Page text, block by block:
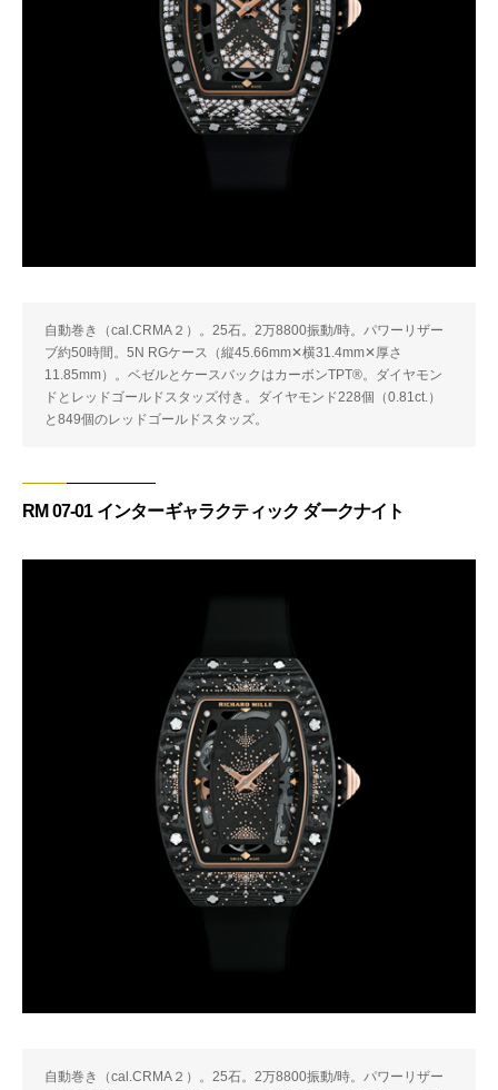
自動巻き（cal.CRMA２）。25石。2万8800振動/時。パワーリザー
ブ約50時間。5N RGケース（縦45.66mm✕横31.4mm✕厚さ
11.85mm）。ベゼルとケースバックはカーボンTPT®。ダイヤモン
ドとレッドゴールドスタッズ付き。ダイヤモンド228個（0.81ct.）
と849個のレッドゴールドスタッズ。
RM 07-01 インターギャラクティック ダークナイト
自動巻き（cal.CRMA２）。25石。2万8800振動/時。パワーリザー